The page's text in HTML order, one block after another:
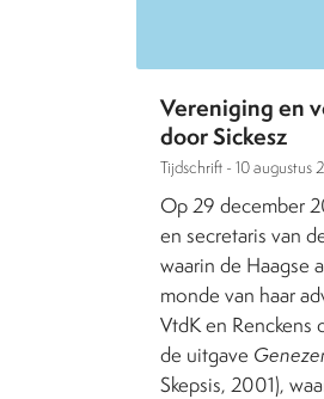
Vereniging en
door Sickesz
Tijdschrift - 10 augustus
Op 29 december
en secretaris van
waarin de Haagse
monde van haar
VtdK en Renckens
de uitgave
Skepsis, 2001),